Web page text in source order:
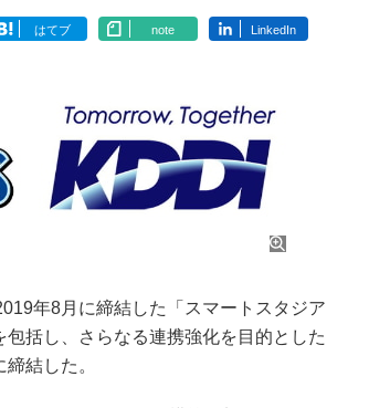
はてブ note LinkedIn
年8月に締結した「スマートスタジア
括し、さらなる連携強化を目的とした
結した。